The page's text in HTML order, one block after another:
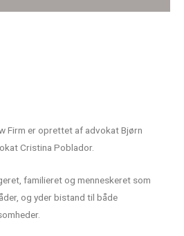
Firm er oprettet af advokat Bjørn
Cristina Poblador.
familieret og menneskeret som
og yder bistand til både